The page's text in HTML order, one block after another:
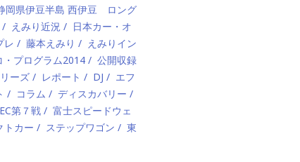
岡県伊豆半島 西伊豆 ロング
えみり近況
日本カー・オ
レ 藤本えみり
えみりイン
プログラム2014
公開収録
ーズ レポート DJ
エフ
コラム
ディスカバリー
第７戦
富士スピードウェ
トカー ステップワゴン
東